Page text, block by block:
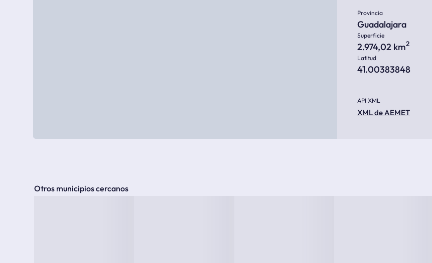
Provincia
Guadalajara
Superficie
2.974,02 km2
Latitud
41.00383848
API XML
XML de AEMET
Otros municipios cercanos